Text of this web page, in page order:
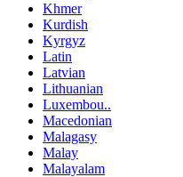
Khmer
Kurdish
Kyrgyz
Latin
Latvian
Lithuanian
Luxembou..
Macedonian
Malagasy
Malay
Malayalam